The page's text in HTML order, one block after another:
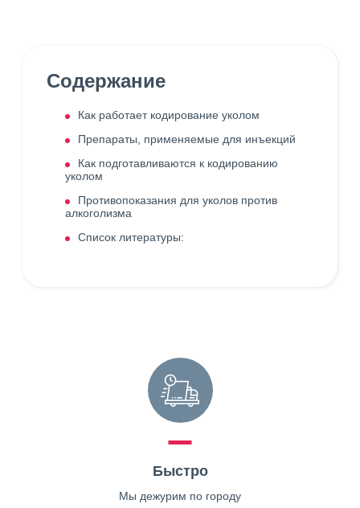
Содержание
Как работает кодирование уколом
Препараты, применяемые для инъекций
Как подготавливаются к кодированию
уколом
Противопоказания для уколов против
алкоголизма
Список литературы:
Быстро
Мы дежурим по городу